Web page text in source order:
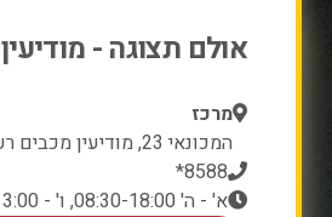
אולם תצוגה - מודיעין
מרכז
המכונאי 23, מודיעין מכבים רעות, ישראל
8588*
א' - ה' 08:30-18:00, ו' - 08:30-13:00